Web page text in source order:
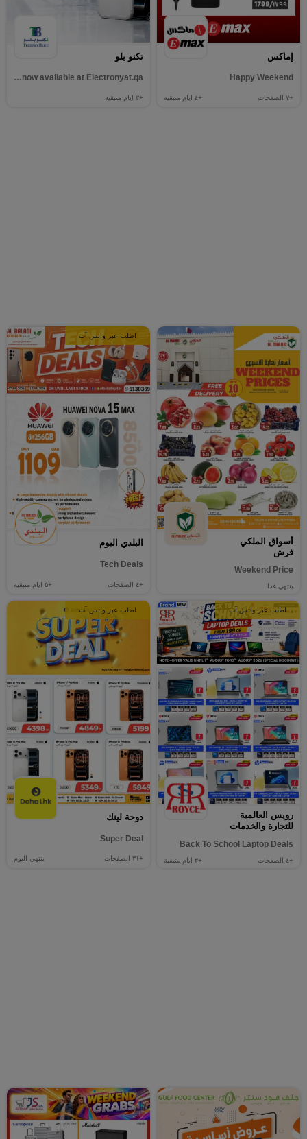
إماكس
Happy Weekend
+٧ الصفحات +٤ ايام متبقية
تكنو بلو
The new iPhone 17 models are now available at Electronyat.qa.
+٣ ايام متبقية
أسواق الملكي
فرش
Weekend Price
ينتهي غدا
اطلب عبر واتس آب
البلدي اليوم
Tech Deals
+٤ الصفحات +٥ ايام متبقية
اطلب عبر واتس آب
رويس العالمية
للتجارة والخدمات
Back To School Laptop Deals
+٤ الصفحات +٣ ايام متبقية
اطلب عبر واتس آب
دوحة لينك
Super Deal
+٣١ الصفحات ينتهي اليوم